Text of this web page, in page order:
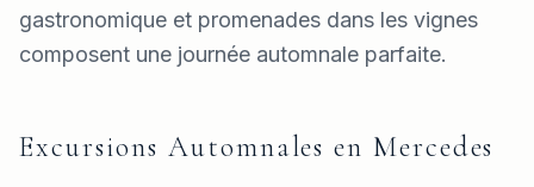
gastronomique et promenades dans les vignes
composent une journée automnale parfaite.
Excursions Automnales en Mercedes